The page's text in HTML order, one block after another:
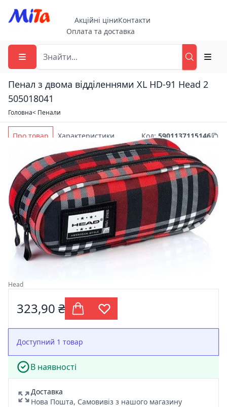
Акційні ціниКонтакти
Оплата та доставка
Пенал з двома відділеннями XL HD-91 Head 2
505018041
Головна< Пенали
Про товар Характеристики Код:5901137115146
Head
323,90 ₴
Доступний 1 товар
В наявності
Доставка
Нова Пошта, Самовивіз з нашого магазину